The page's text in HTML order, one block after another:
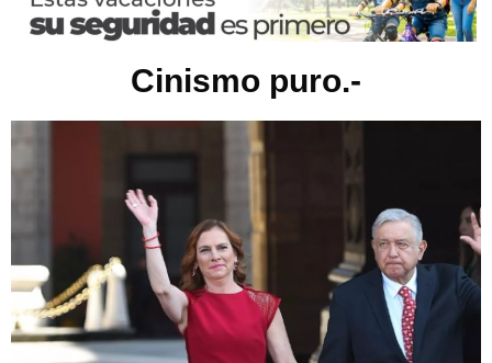
Cinismo puro.-